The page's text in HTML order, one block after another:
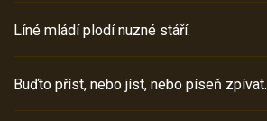
Líné mládí plodí nuzné stáří.
Buďto příst, nebo jíst, nebo píseň zpívat.